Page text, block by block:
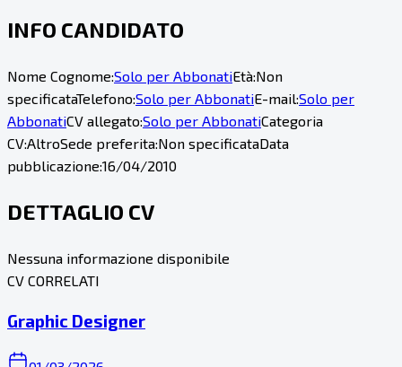
INFO CANDIDATO
Nome Cognome:Solo per AbbonatiEtà:Non
specificataTelefono:Solo per AbbonatiE-mail:Solo per
AbbonatiCV allegato:Solo per AbbonatiCategoria
CV:AltroSede preferita:Non specificataData
pubblicazione:16/04/2010
DETTAGLIO CV
Nessuna informazione disponibile
CV CORRELATI
Graphic Designer